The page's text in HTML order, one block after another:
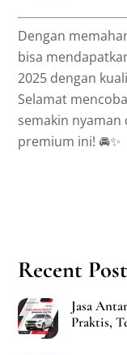
Dengan
bisa
2025 dengan
Selamat
semakin nyaman
premium ini! 🚘✨
Recent
Jasa
Praktis,